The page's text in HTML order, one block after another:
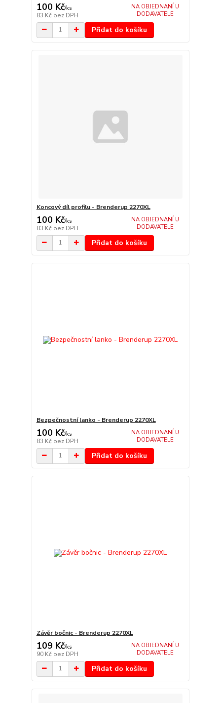
100 Kč/ks
83 Kč bez DPH
NA OBJEDNANÍ U
DODAVATELE
Přidat do košíku
Koncový díl profilu - Brenderup 2270XL
100 Kč/ks
83 Kč bez DPH
NA OBJEDNANÍ U
DODAVATELE
Přidat do košíku
Bezpečnostní lanko - Brenderup 2270XL
100 Kč/ks
83 Kč bez DPH
NA OBJEDNANÍ U
DODAVATELE
Přidat do košíku
Závěr bočnic - Brenderup 2270XL
109 Kč/ks
90 Kč bez DPH
NA OBJEDNANÍ U
DODAVATELE
Přidat do košíku